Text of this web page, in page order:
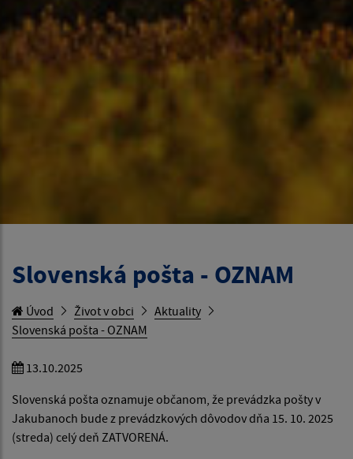
Slovenská pošta - OZNAM
Úvod Život v obci
Aktuality
Slovenská pošta - OZNAM
13.10.2025
Slovenská pošta oznamuje občanom, že prevádzka pošty v
Jakubanoch bude z prevádzkových dôvodov dňa 15. 10. 2025
(streda) celý deň ZATVORENÁ.